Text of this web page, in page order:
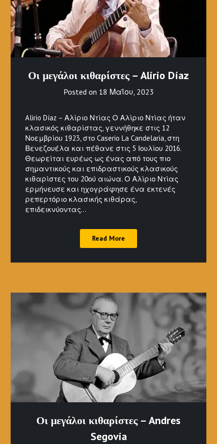
Οι μεγάλοι κιθαρίστες – Alirio Díaz
Posted on 18 Μαΐου, 2023
Alirio Díaz – Αλίριο Ντίας Ο Αλίριο Ντίας ήταν
κλασικός κιθαρίστας, γεννήθηκε στις 12
Νοεμβρίου 1923, στο Caserio La Candelaria, στη
Βενεζουέλα και πέθανε στις 5 Ιουλίου 2016.
Θεωρείται ευρέως ως ένας από τους πιο
σημαντικούς και επιδραστικούς κλασικούς
κιθαρίστες του 20ού αιώνα. Ο Αλίριο Ντίας
ερμήνευσε και ηχογράφησε ένα εκτενές
ρεπερτόριο κλασικής κιθάρας,
επιδεικνύοντας…
Read More
Οι μεγάλοι κιθαρίστες – Andres
Segovia